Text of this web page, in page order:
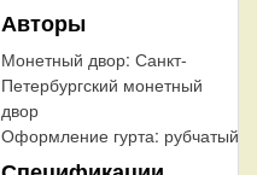
Авторы
Монетный двор: Санкт-
Петербургский монетный
двор
Оформление гурта: рубчатый